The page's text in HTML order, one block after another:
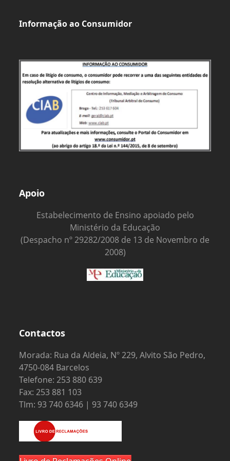
Informação ao Consumidor
Apoio
Estabelecimento de Ensino apoiado pelo
Ministério da Educação
(Despacho nº 29282/2008 de 13 de Novembro de
2008)
Contactos
Morada: Rua da Aldeia, Nº 229, Alvito São Pedro,
4750-084 Barcelos
Telefone: 253 880 639
Fax: 253 881 103
Tlm: 93 740 6346 | 93 740 6349